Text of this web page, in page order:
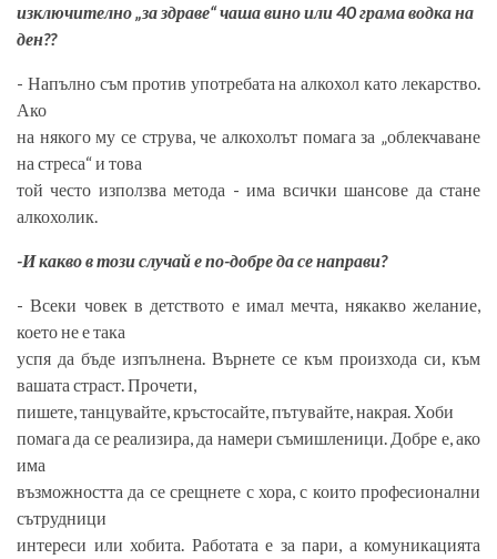
изключително „за здраве“ чаша вино или 40 грама водка на
ден??
- Напълно съм против употребата на алкохол като лекарство.
Ако
на някого му се струва, че алкохолът помага за „облекчаване
на стреса“ и това
той често използва метода - има всички шансове да стане
алкохолик.
-И какво в този случай е по-добре да се направи?
- Всеки човек в детството е имал мечта, някакво желание,
което не е така
успя да бъде изпълнена. Върнете се към произхода си, към
вашата страст. Прочети,
пишете, танцувайте, кръстосайте, пътувайте, накрая. Хоби
помага да се реализира, да намери съмишленици. Добре е, ако
има
възможността да се срещнете с хора, с които професионални
сътрудници
интереси или хобита. Работата е за пари, а комуникацията